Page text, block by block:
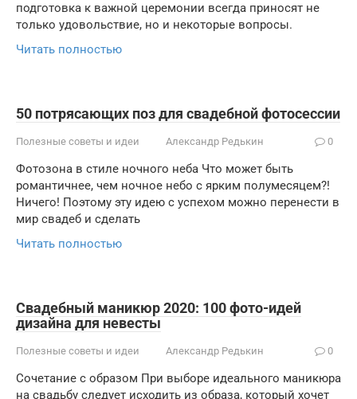
подготовка к важной церемонии всегда приносят не
только удовольствие, но и некоторые вопросы.
Читать полностью
50 потрясающих поз для свадебной фотосессии
Полезные советы и идеи Александр Редькин 0
Фотозона в стиле ночного неба Что может быть
романтичнее, чем ночное небо с ярким полумесяцем?!
Ничего! Поэтому эту идею с успехом можно перенести в
мир свадеб и сделать
Читать полностью
Свадебный маникюр 2020: 100 фото-идей
дизайна для невесты
Полезные советы и идеи Александр Редькин 0
Сочетание с образом При выборе идеального маникюра
на свадьбу следует исходить из образа, который хочет